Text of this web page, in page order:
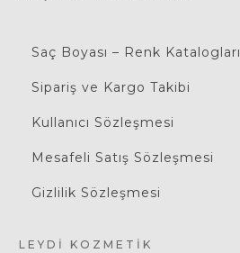
Saç Boyası – Renk Katalogları
Sipariş ve Kargo Takibi
Kullanıcı Sözleşmesi
Mesafeli Satış Sözleşmesi
Gizlilik Sözleşmesi
LEYDI KOZMETIK